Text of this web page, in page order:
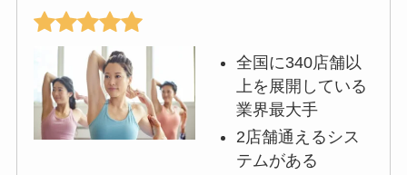
全国に340店舗以
上を展開している
業界最大手
2店舗通えるシス
テムがある